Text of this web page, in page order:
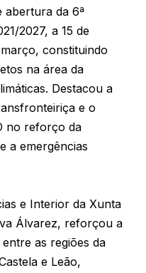
da 6ª
2027, a 15 de
constituindo
na área da
Destacou a
e o
no reforço da
a emergências
e Interior da Xunta
Álvarez, reforçou a
as regiões da
e Leão,